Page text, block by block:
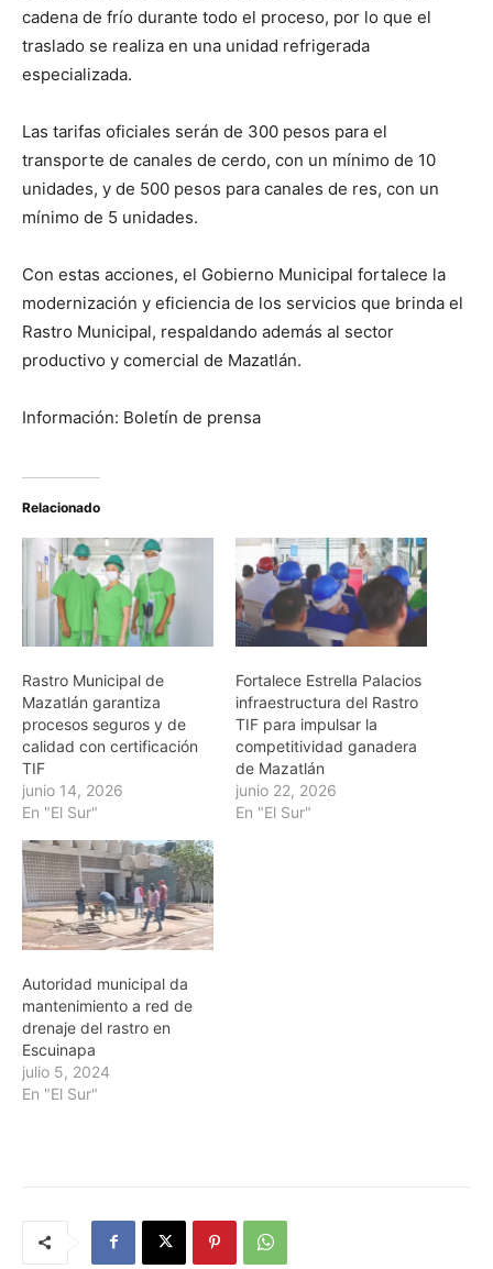
cadena de frío durante todo el proceso, por lo que el
traslado se realiza en una unidad refrigerada
especializada.
Las tarifas oficiales serán de 300 pesos para el
transporte de canales de cerdo, con un mínimo de 10
unidades, y de 500 pesos para canales de res, con un
mínimo de 5 unidades.
Con estas acciones, el Gobierno Municipal fortalece la
modernización y eficiencia de los servicios que brinda el
Rastro Municipal, respaldando además al sector
productivo y comercial de Mazatlán.
Información: Boletín de prensa
Relacionado
Rastro Municipal de
Mazatlán garantiza
procesos seguros y de
calidad con certificación
TIF
junio 14, 2026
En "El Sur"
Fortalece Estrella Palacios
infraestructura del Rastro
TIF para impulsar la
competitividad ganadera
de Mazatlán
junio 22, 2026
En "El Sur"
Autoridad municipal da
mantenimiento a red de
drenaje del rastro en
Escuinapa
julio 5, 2024
En "El Sur"